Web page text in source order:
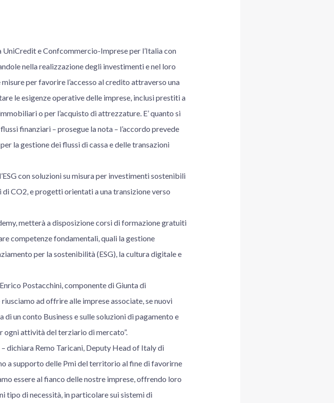
UniCredit e Confcommercio-Imprese per l’Italia con
nella realizzazione degli investimenti e nel loro
per favorire l’accesso al credito attraverso una
le esigenze operative delle imprese, inclusi prestiti a
o per l’acquisto di attrezzature. E’ quanto si
finanziari – prosegue la nota – l’accordo prevede
la gestione dei flussi di cassa e delle transazioni
con soluzioni su misura per investimenti sostenibili
CO2, e progetti orientati a una transizione verso
metterà a disposizione corsi di formazione gratuiti
competenze fondamentali, quali la gestione
per la sostenibilità (ESG), la cultura digitale e
Postacchini, componente di Giunta di
ad offrire alle imprese associate, se nuovi
un conto Business e sulle soluzioni di pagamento e
attività del terziario di mercato”.
dichiara Remo Taricani, Deputy Head of Italy di
a supporto delle Pmi del territorio al fine di favorirne
essere al fianco delle nostre imprese, offrendo loro
tipo di necessità, in particolare sui sistemi di